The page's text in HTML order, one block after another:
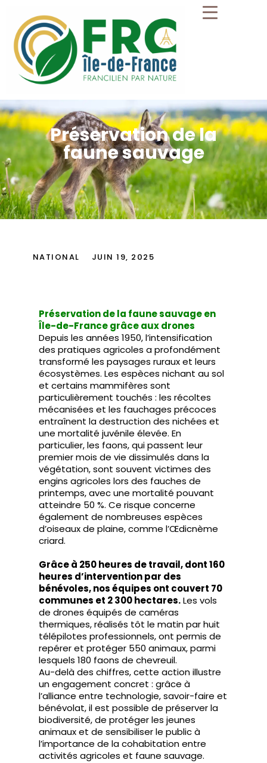
Préservation de la
faune sauvage
NATIONAL JUIN 19, 2025
Préservation de la faune sauvage en
Île-de-France grâce aux drones
Depuis les années 1950, l’intensification
des pratiques agricoles a profondément
transformé les paysages ruraux et leurs
écosystèmes. Les espèces nichant au sol
et certains mammifères sont
particulièrement touchés : les récoltes
mécanisées et les fauchages précoces
entraînent la destruction des nichées et
une mortalité juvénile élevée. En
particulier, les faons, qui passent leur
premier mois de vie dissimulés dans la
végétation, sont souvent victimes des
engins agricoles lors des fauches de
printemps, avec une mortalité pouvant
atteindre 50 %. Ce risque concerne
également de nombreuses espèces
d’oiseaux de plaine, comme l’Œdicnème
criard.
Grâce à 250 heures de travail, dont 160
heures d’intervention par des
bénévoles, nos équipes ont couvert 70
communes et 2 300 hectares.Les vols
de drones équipés de caméras
thermiques, réalisés tôt le matin par huit
télépilotes professionnels, ont permis de
repérer et protéger 550 animaux, parmi
lesquels 180 faons de chevreuil.
Au-delà des chiffres, cette action illustre
un engagement concret : grâce à
l’alliance entre technologie, savoir-faire et
bénévolat, il est possible de préserver la
biodiversité, de protéger les jeunes
animaux et de sensibiliser le public à
l’importance de la cohabitation entre
activités agricoles et faune sauvage.